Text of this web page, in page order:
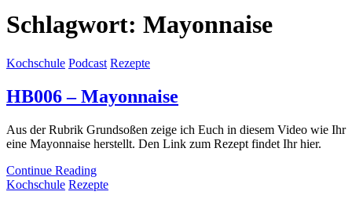
Schlagwort: Mayonnaise
Kochschule Podcast Rezepte
HB006 – Mayonnaise
Aus der Rubrik Grundsoßen zeige ich Euch in diesem Video wie Ihr
eine Mayonnaise herstellt. Den Link zum Rezept findet Ihr hier.
Continue Reading
Kochschule Rezepte